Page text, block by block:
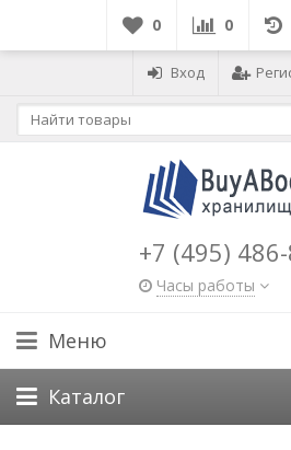
0 0
Вход
+7 (495)
Часы работы
Меню
Каталог